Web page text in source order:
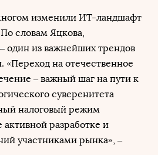
изменили ИТ-ландшафт
словам Яцкова,
один из важнейших трендов
«Переход на отечественное
– важный шаг на пути к
суверенитета
налоговый режим
активной разработке и
участниками рынка», –